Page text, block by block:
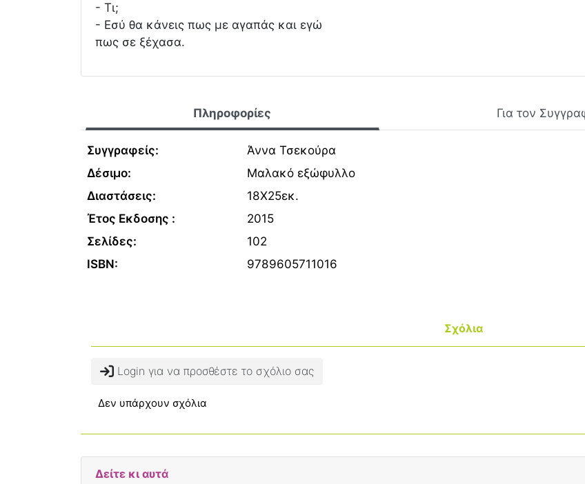
- Τι;
- Εσύ θα κάνεις πως με αγαπάς και εγώ
πως σε ξέχασα.
Πληροφορίες Για τον
Συγγραφείς:
Άννα Τσεκούρα
Δέσιμο:
Μαλακό εξώφυλλο
Διαστάσεις:
18Χ25εκ.
Έτος Εκδοσης :
2015
Σελίδες:
102
ISBN:
9789605711016
Σχόλια
Login για να προσθέστε το σχόλιο σας
Δεν υπάρχουν σχόλια
Δείτε κι αυτά